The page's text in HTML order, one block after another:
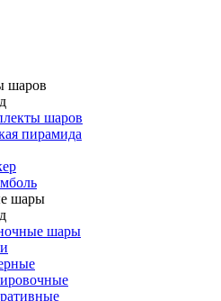
шаров
шаров
пирамида
шары
шары